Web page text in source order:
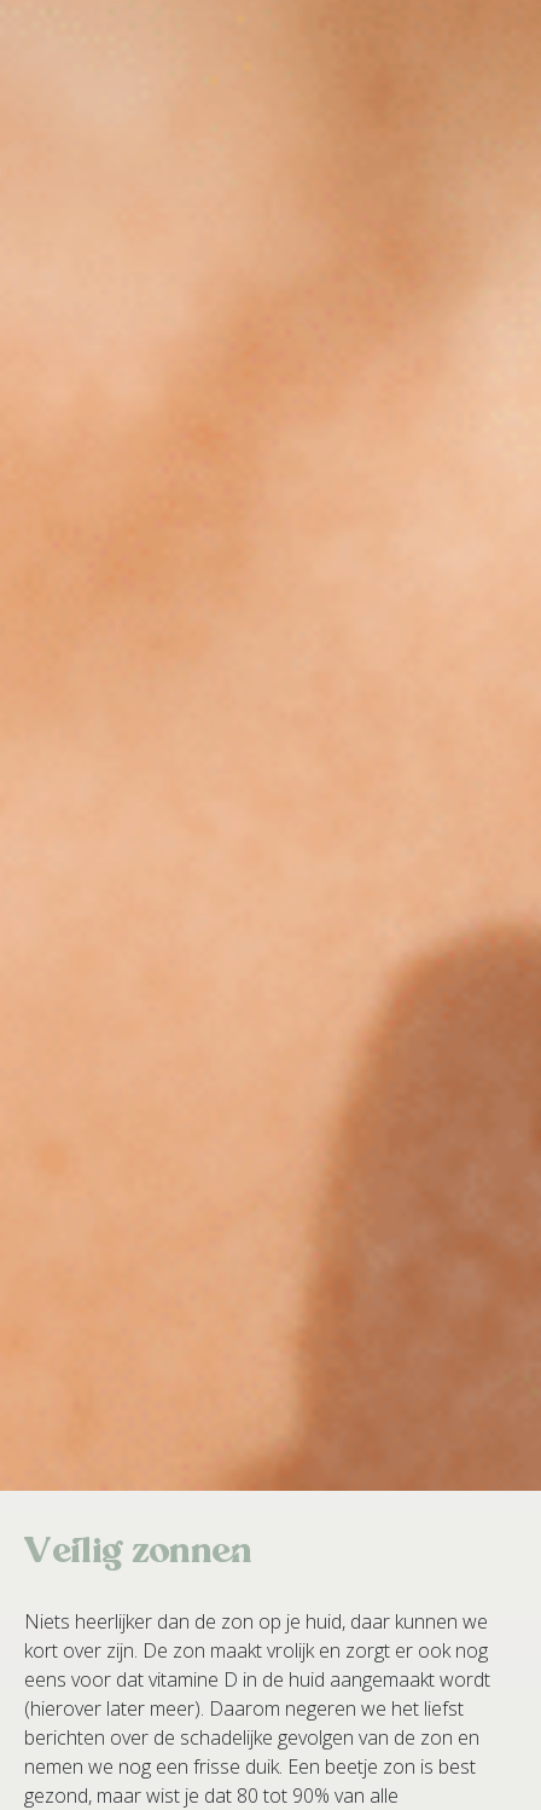
Veilig zonnen
Niets heerlijker dan de zon op je huid, daar kunnen we
kort over zijn. De zon maakt vrolijk en zorgt er ook nog
eens voor dat vitamine D in de huid aangemaakt wordt
(hierover later meer). Daarom negeren we het liefst
berichten over de schadelijke gevolgen van de zon en
nemen we nog een frisse duik. Een beetje zon is best
gezond, maar wist je dat 80 tot 90% van alle